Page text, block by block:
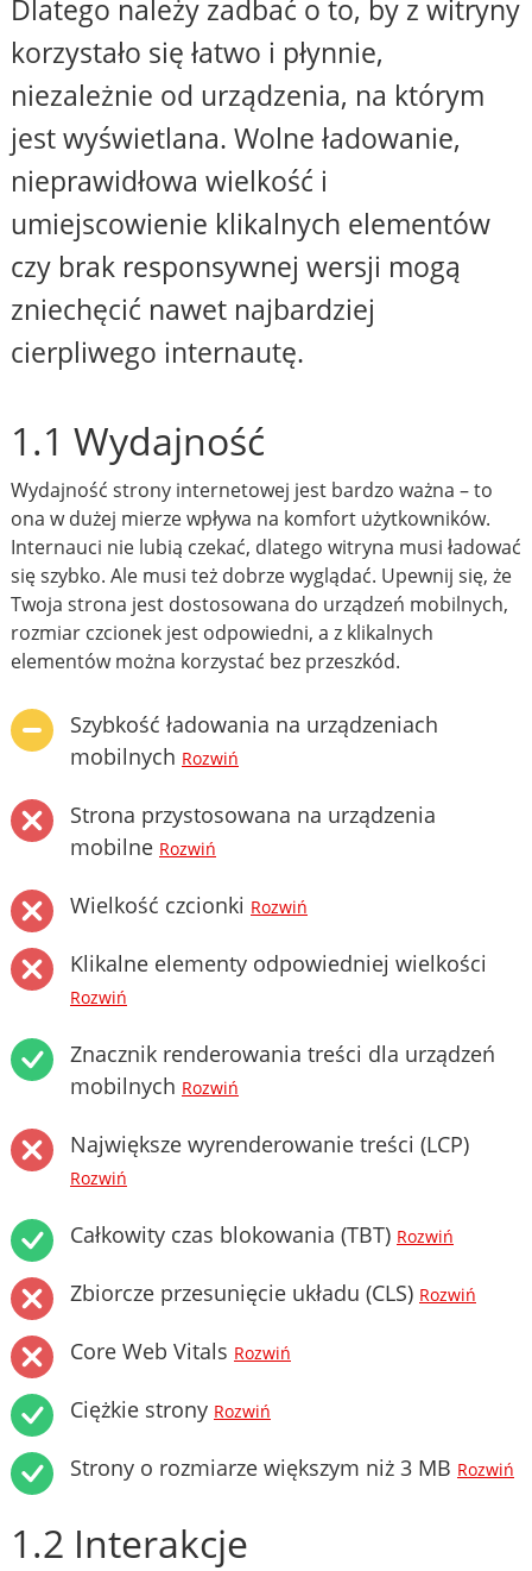
Dlatego należy zadbać o to, by z witryny
korzystało się łatwo i płynnie,
niezależnie od urządzenia, na którym
jest wyświetlana. Wolne ładowanie,
nieprawidłowa wielkość i
umiejscowienie klikalnych elementów
czy brak responsywnej wersji mogą
zniechęcić nawet najbardziej
cierpliwego internautę.
1.1 Wydajność
Wydajność strony internetowej jest bardzo ważna – to
ona w dużej mierze wpływa na komfort użytkowników.
Internauci nie lubią czekać, dlatego witryna musi ładować
się szybko. Ale musi też dobrze wyglądać. Upewnij się, że
Twoja strona jest dostosowana do urządzeń mobilnych,
rozmiar czcionek jest odpowiedni, a z klikalnych
elementów można korzystać bez przeszkód.
Szybkość ładowania na urządzeniach
mobilnych Rozwiń
Strona przystosowana na urządzenia
mobilne Rozwiń
Wielkość czcionki Rozwiń
Klikalne elementy odpowiedniej wielkości
Rozwiń
Znacznik renderowania treści dla urządzeń
mobilnych Rozwiń
Największe wyrenderowanie treści (LCP)
Rozwiń
Całkowity czas blokowania (TBT) Rozwiń
Zbiorcze przesunięcie układu (CLS) Rozwiń
Core Web Vitals Rozwiń
Ciężkie strony Rozwiń
Strony o rozmiarze większym niż 3 MB Rozwiń
1.2 Interakcje